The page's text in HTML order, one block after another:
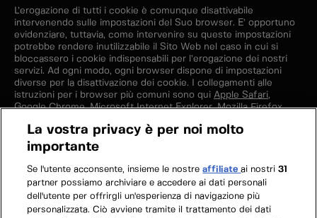
L’erogazione di tutti i cookie è comunque disattivabile
intervenendo sulle impostazioni del Suo browser. E’ opportuno
evidenziare, tuttavia, come intervenire su queste impostazioni
potrebbe rendere inutilizzabile il Sito Web nel caso in cui si
bloccassero i cookie indispensabili per l’erogazione dei nostri
servizi. Ad ogni modo, ogni browser dispone di impostazioni
diverse per la disattivazione dei cookie. I collegamenti alle
istruzioni per i browser più comuni sono qui Apple Safari,
Google Chrome,Microsoft Internet Explorer,Mozilla Firefox,
La vostra privacy è per noi molto
importante
Se l'utente acconsente, insieme le nostreaffiliateai nostri31
partner possiamo archiviare e accedere ai dati personali
dell'utente per offrirgli un'esperienza di navigazione più
personalizzata. Ciò avviene tramite il trattamento dei dati